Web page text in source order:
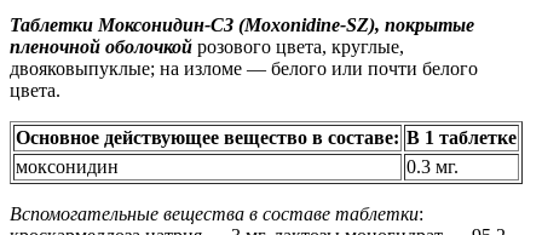
Таблетки Моксонидин-СЗ (Moxonidine-SZ), покрытые
пленочной оболочкой розового цвета, круглые,
двояковыпуклые; на изломе — белого или почти белого
цвета.
Основное действующее вещество в составе: В 1 таблетке
моксонидин
0.3 мг.
Вспомогательные вещества в составе таблетки: